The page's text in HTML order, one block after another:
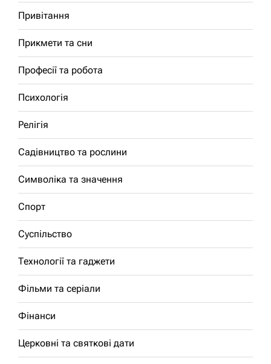
Привітання
Прикмети та сни
Професії та робота
Психологія
Релігія
Садівництво та рослини
Символіка та значення
Спорт
Суспільство
Технології та гаджети
Фільми та серіали
Фінанси
Церковні та святкові дати